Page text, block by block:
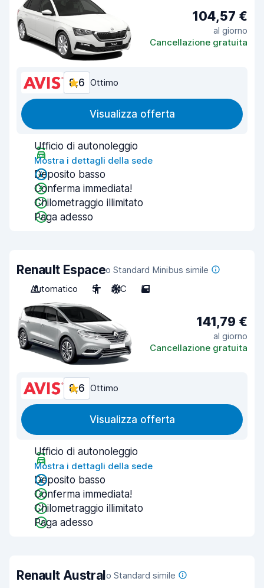
104,57 €
al giorno
Cancellazione gratuita
8,6 Ottimo
Visualizza offerta
Ufficio di autonoleggio
Mostra i dettagli della sede
Deposito basso
Conferma immediata!
Chilometraggio illimitato
Paga adesso
Renault Espaceo Standard Minibus simile
Automatico
5 A/C 5
141,79 €
al giorno
Cancellazione gratuita
8,6 Ottimo
Visualizza offerta
Ufficio di autonoleggio
Mostra i dettagli della sede
Deposito basso
Conferma immediata!
Chilometraggio illimitato
Paga adesso
Renault Australo Standard simile